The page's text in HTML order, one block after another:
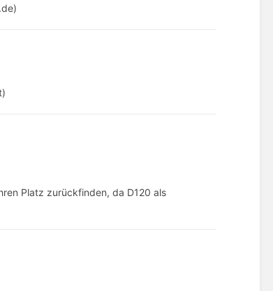
Platz zurückfinden, da D120 als